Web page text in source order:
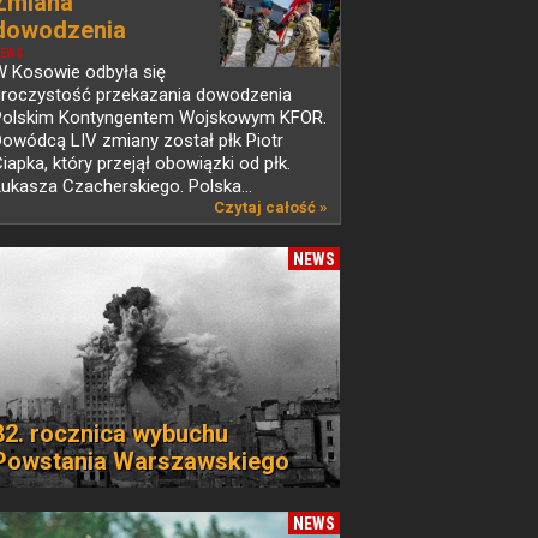
Kosowie odbyła się
przekazania dowodzenia
Kontyngentem Wojskowym KFOR.
LIV zmiany został płk Piotr
który przejął obowiązki od płk.
Czacherskiego. Polska...
Czytaj całość »
NEWS
rocznica wybuchu
Warszawskiego
NEWS